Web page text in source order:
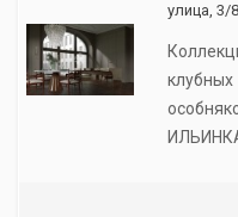
улица, 3/8
клубных